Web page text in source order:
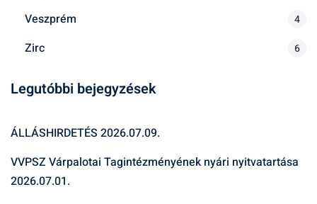
Veszprém 4
Zirc 6
Legutóbbi bejegyzések
ÁLLÁSHIRDETÉS 2026.07.09.
VVPSZ Várpalotai Tagintézményének nyári nyitvatartása
2026.07.01.